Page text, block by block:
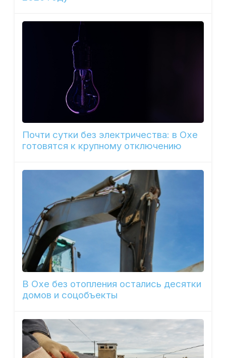
Почти сутки без электричества: в Охе
готовятся к крупному отключению
В Охе без отопления остались десятки
домов и соцобъекты